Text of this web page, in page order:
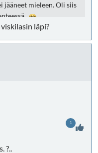
jääneet mieleen. Oli siis
läpi?
?..
1